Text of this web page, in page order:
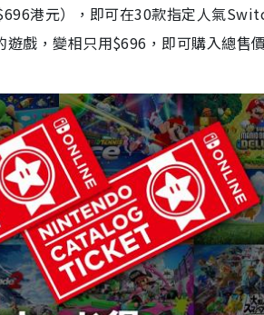
港元），即可在30款指定人氣
遊戲，變相只用$696，即可購入總售